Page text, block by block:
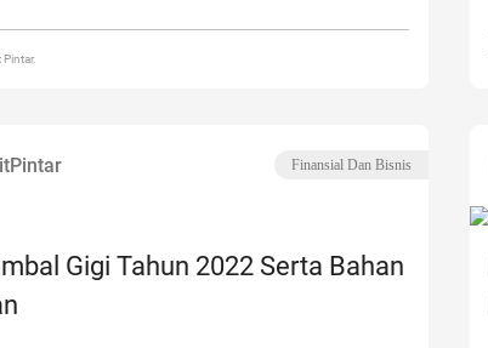
Finansial Dan Bisnis
Gigi Tahun 2022 Serta Bahan